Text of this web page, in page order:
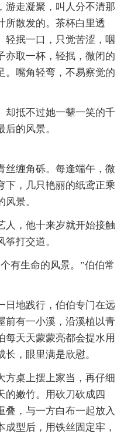
游走凝聚，叫人分不清那
所散发的。茶杯白里透
轻抿一口，只觉苦涩，咽
亦取一杯，轻抿，微闭的
。嘴角轻弯，不易察觉的
却抵不过她一颦一笑的千
的风景。
丝缠角砾。每逢端午，微
下，几只艳丽的纸鸢正乘
景。
人，他十来岁就开始接触
打交道。
有生命的风景。”伯伯常
日地践行，伯伯专门在远
前有一小溪，沿溪植以青
每天天蒙蒙亮都会提水用
，眼里满是欣慰。
方桌上摆上家当，再仔细
的嫩竹。用砍刀砍成四
叠，与一方白布一起放入
型后，用铁丝固定牢，